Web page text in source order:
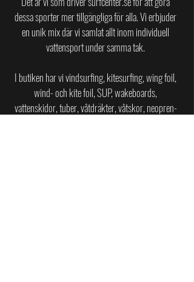
dessa sporter mer tillgängliga för alla.Vi erbjuder
en unik mix där vi samlat allt inom individuell
vattensport under samma tak.
I butiken har vi vindsurfing, kitesurfing, wing foil,
wind- och kite foil, SUP, wakeboards,
vattenskidor, tuber, våtdräkter, våtskor, neopren-